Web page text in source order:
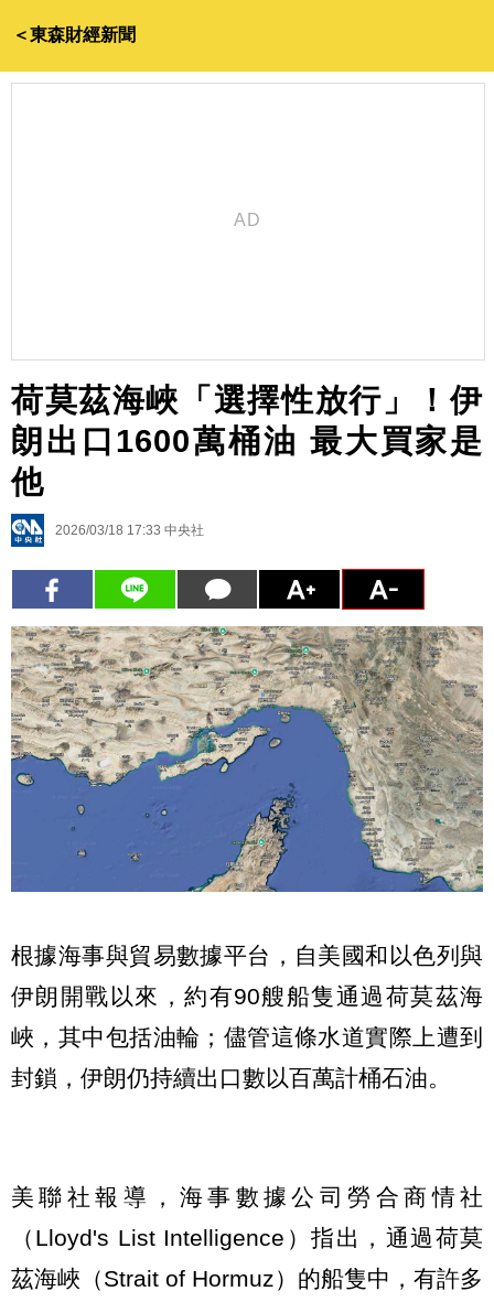
＜東森財經新聞
荷莫茲海峽「選擇性放行」！伊
朗出口1600萬桶油 最大買家是
他
2026/03/18 17:33 中央社
根據海事與貿易數據平台，自美國和以色列與
伊朗開戰以來，約有90艘船隻通過荷莫茲海
峽，其中包括油輪；儘管這條水道實際上遭到
封鎖，伊朗仍持續出口數以百萬計桶石油。
美聯社報導，海事數據公司勞合商情社
（Lloyd's List Intelligence）指出，通過荷莫
茲海峽（Strait of Hormuz）的船隻中，有許多